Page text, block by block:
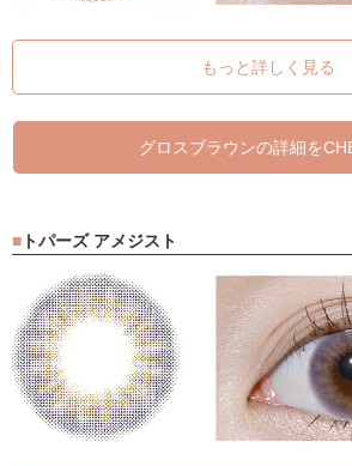
もっと詳しく見る
グロスブラウンの詳細を
トパーズ アメジスト